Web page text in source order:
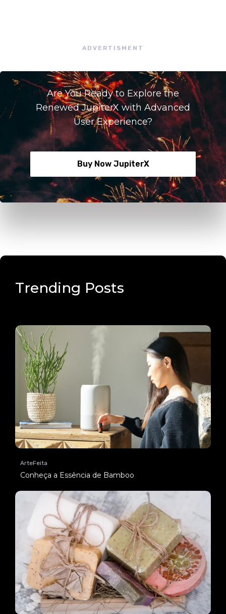
ADVERTISMENT
Are You Ready to Explore the
Renewed JupiterX with Advanced
User Experience?
Buy Now JupiterX
Trending Posts
ArteFeita
Conheça a Essência de Bamboo